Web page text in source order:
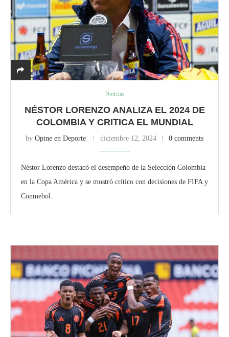
Noticias
NÉSTOR LORENZO ANALIZA EL 2024 DE
COLOMBIA Y CRITICA EL MUNDIAL
by Opine en Deporte diciembre 12, 2024 0 comments
Néstor Lorenzo destacó el desempeño de la Selección Colombia
en la Copa América y se mostró crítico con decisiones de FIFA y
Conmebol.